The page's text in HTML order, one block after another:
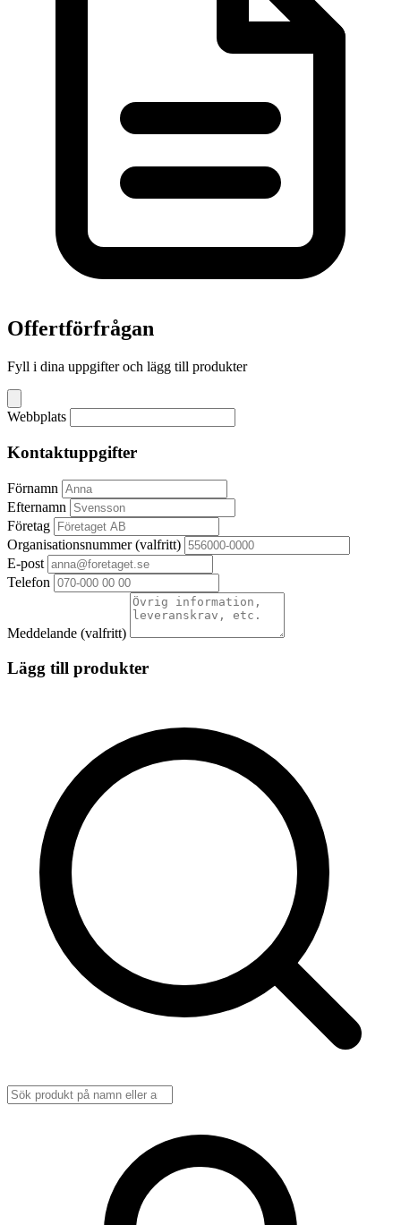
Offertförfrågan
Fyll i dina uppgifter och lägg till produkter
Webbplats
Kontaktuppgifter
Förnamn
Efternamn
Företag
Organisationsnummer(valfritt)
E-post
Telefon
Meddelande (valfritt)
Lägg till produkter